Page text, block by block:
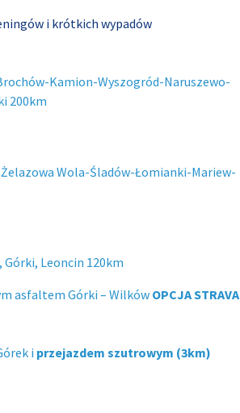
i krótkich wypadów
Kamion-Wyszogród-Naruszewo-
200km
Wola-Śladów-Łomianki-Mariew-
Leoncin 120km
asfaltem Górki – WilkówOPCJA STRAVA
i przejazdem szutrowym (3km)